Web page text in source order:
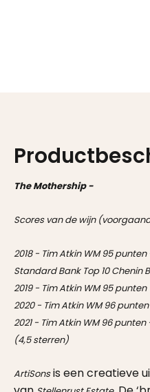
The Mothership -
Scores van de wijn
2018 - Tim Atkin WM 95
Standard Bank Top 10 Chenin
2019 - Tim Atkin WM 95 punten
2020 - Tim Atkin WM 96 punten
2021 - Tim Atkin WM 96
(4,5 sterren)
ArtiSonsis een creatieve